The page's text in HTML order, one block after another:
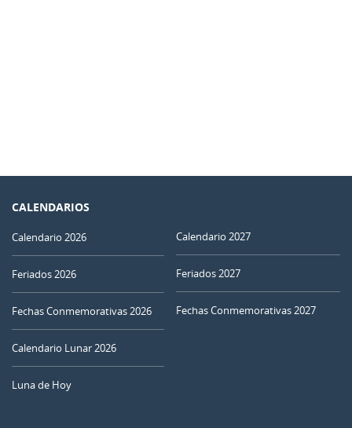
CALENDARIOS
Calendario 2026
Feriados 2026
Fechas Conmemorativas 2026
Calendario Lunar 2026
Luna de Hoy
Calendario 2027
Feriados 2027
Fechas Conmemorativas 2027